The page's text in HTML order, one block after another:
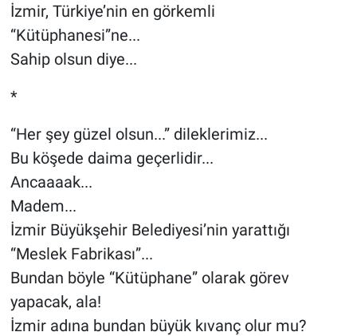
İzmir, Türkiye’nin en görkemli
“Kütüphanesi”ne...
Sahip olsun diye...
*
“Her şey güzel olsun...” dileklerimiz...
Bu köşede daima geçerlidir...
Ancaaaak...
Madem...
İzmir Büyükşehir Belediyesi’nin yarattığı
“Meslek Fabrikası”...
Bundan böyle “Kütüphane” olarak görev
yapacak, ala!
İzmir adına bundan büyük kıvanç olur mu?